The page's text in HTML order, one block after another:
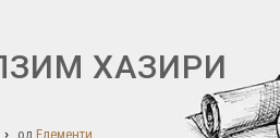
ХАЗИРИ
од Елементи